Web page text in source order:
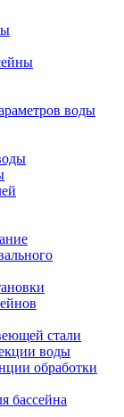
воды
стали
воды
обработки
бассейна